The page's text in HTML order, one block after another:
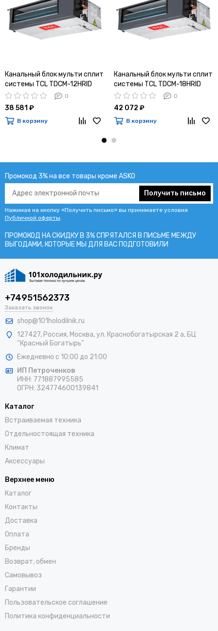
Канальный блок мульти сплит
системы TCL TDCM-12HRID
0
38 581 ₽
В корзину
Канальный блок мульти сплит
системы TCL TDCM-18HRID
0
42 072 ₽
В корзину
Промокод 3% на все товары кроме ASKO
Получить письмо
Нажимая на кнопку «Получить письмо» вы принимаете условия
Публичной оферты.
ПРОМОКОД НА СКИДКУ В 3% СПРЯТАЛСЯ В ПИCЬМЕ МЕЖДУ
ВЫГОДАМИ, КОТОРЫЕ МЫ ДЛЯ ВАС ПОДГОТОВИЛИ
+74951562373
Заказать звонок
shop@101holodilnik.ru
127427, Россия, Москва,ул. Краснобогатырская 2 а, БЦ
“Красный Богатырь”
Ежедневно с 10:00 до 21:00
ИП Петроченков
ИНН: 771887995585
ОГРН: 324774600139841
Каталог
Встраиваемая техника
Отдельностоящая техника
Климат
Аксессуары
Верхнее меню
Каталог
Контакты
Доставка
Оплата
Бренды
Возврат, обмен
Самовывоз
Гарантии
Пользовательское соглашение
Политика конфиденциальности